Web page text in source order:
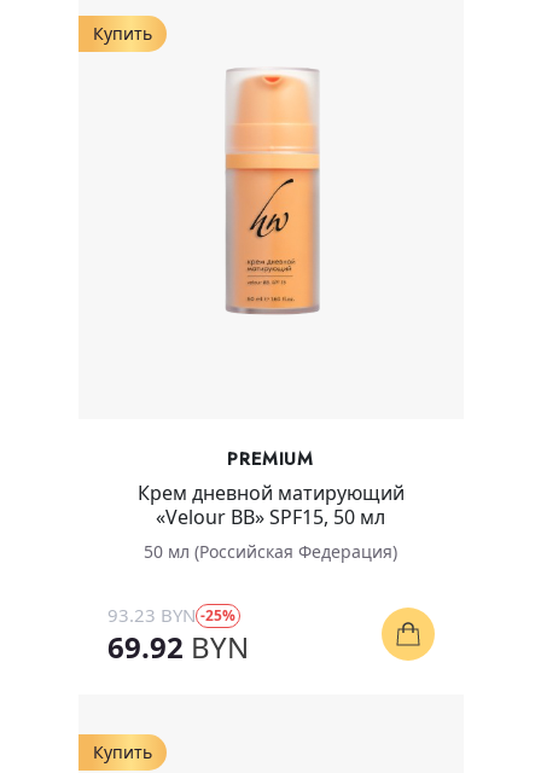
Купить
PREMIUM
Крем дневной матирующий
«Velour BB» SPF15, 50 мл
50 мл (Российская Федерация)
93.23 BYN -25%
69.92 BYN
Купить